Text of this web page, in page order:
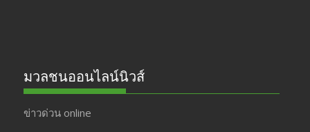
มวลชนออนไลน์นิวส์
ข่าวด่วน online